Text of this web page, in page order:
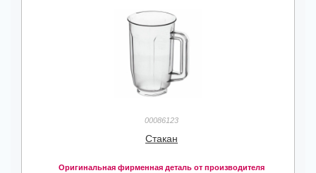
00086123
Стакан
Оригинальная фирменная деталь от производителя